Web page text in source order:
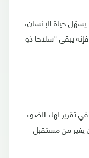
حياة الإنسان،
يبقى "سلاحا ذو
تقرير لها، الضوء
يغير من مستقبل